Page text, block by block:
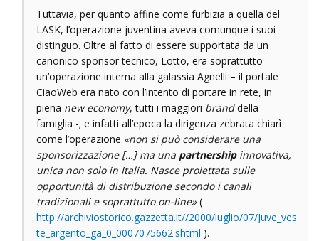
Tuttavia, per quanto affine come furbizia a quella del
LASK, l’operazione juventina aveva comunque i suoi
distinguo. Oltre al fatto di essere supportata da un
canonico sponsor tecnico, Lotto, era soprattutto
un’operazione interna alla galassia Agnelli – il portale
CiaoWeb era nato con l’intento di portare in rete, in
piena new economy, tutti i maggiori branddella
famiglia -; e infatti all’epoca la dirigenza zebrata chiarì
come l’operazione «non si può considerare una
sponsorizzazione […] ma una partnershipinnovativa,
unica non solo in Italia. Nasce proiettata sulle
opportunità di distribuzione secondo i canali
tradizionali e soprattutto on-line»(
http://archiviostorico.gazzetta.it//2000/luglio/07/Juve_ves
te_argento_ga_0_0007075662.shtml ).